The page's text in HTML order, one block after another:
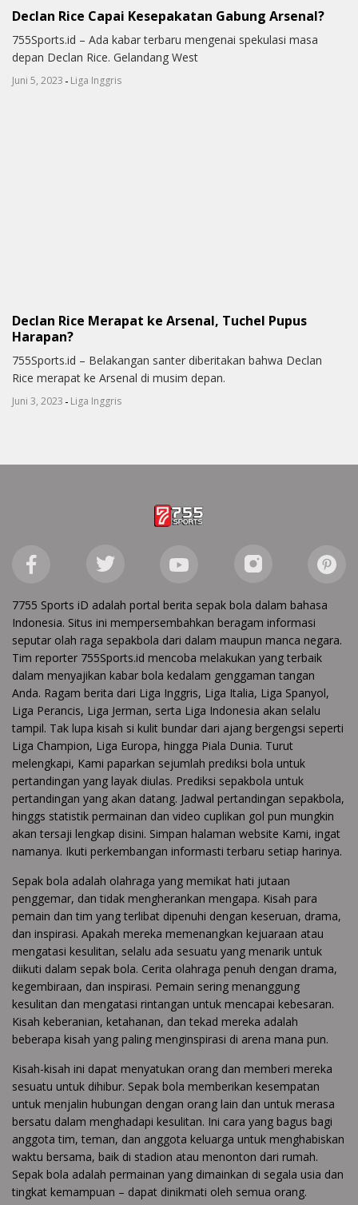
Declan Rice Capai Kesepakatan Gabung Arsenal?
755Sports.id – Ada kabar terbaru mengenai spekulasi masa
depan Declan Rice. Gelandang West
Juni 5, 2023 - Liga Inggris
Declan Rice Merapat ke Arsenal, Tuchel Pupus
Harapan?
755Sports.id – Belakangan santer diberitakan bahwa Declan
Rice merapat ke Arsenal di musim depan.
Juni 3, 2023 - Liga Inggris
7755 Sports iD adalah portal berita sepak bola dalam bahasa
Indonesia. Situs ini mempersembahkan beragam informasi
seputar olah raga sepakbola dari dalam maupun manca negara.
Tim reporter 755Sports.id mencoba melakukan yang terbaik
dalam menyajikan kabar bola kedalam genggaman tangan
Anda. Ragam berita dari Liga Inggris, Liga Italia, Liga Spanyol,
Liga Perancis, Liga Jerman, serta Liga Indonesia akan selalu
tampil. Tak lupa kisah si kulit bundar dari ajang bergengsi seperti
Liga Champion, Liga Europa, hingga Piala Dunia. Turut
melengkapi, Kami paparkan sejumlah prediksi bola untuk
pertandingan yang layak diulas. Prediksi sepakbola untuk
pertandingan yang akan datang. Jadwal pertandingan sepakbola,
hinggs statistik permainan dan video cuplikan gol pun mungkin
akan tersaji lengkap disini. Simpan halaman website Kami, ingat
namanya. Ikuti perkembangan informasti terbaru setiap harinya.
Sepak bola adalah olahraga yang memikat hati jutaan
penggemar, dan tidak mengherankan mengapa. Kisah para
pemain dan tim yang terlibat dipenuhi dengan keseruan, drama,
dan inspirasi. Apakah mereka memenangkan kejuaraan atau
mengatasi kesulitan, selalu ada sesuatu yang menarik untuk
diikuti dalam sepak bola. Cerita olahraga penuh dengan drama,
kegembiraan, dan inspirasi. Pemain sering menanggung
kesulitan dan mengatasi rintangan untuk mencapai kebesaran.
Kisah keberanian, ketahanan, dan tekad mereka adalah
beberapa kisah yang paling menginspirasi di arena mana pun.
Kisah-kisah ini dapat menyatukan orang dan memberi mereka
sesuatu untuk dihibur. Sepak bola memberikan kesempatan
untuk menjalin hubungan dengan orang lain dan untuk merasa
bersatu dalam menghadapi kesulitan. Ini cara yang bagus bagi
anggota tim, teman, dan anggota keluarga untuk menghabiskan
waktu bersama, baik di stadion atau menonton dari rumah.
Sepak bola adalah permainan yang dimainkan di segala usia dan
tingkat kemampuan – dapat dinikmati oleh semua orang.